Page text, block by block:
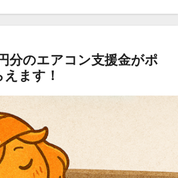
分のエアコン支援金がポ
ます！